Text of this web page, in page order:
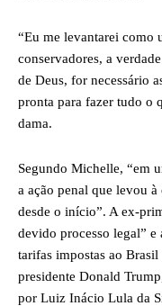
“Eu me levantarei como
conservadores, a
de Deus, for necessário
pronta para fazer tudo o
dama.
Segundo Michelle, “em
a ação penal que levou
desde o início”. A ex-
devido processo legal” e
tarifas impostas ao
presidente Donald
por Luiz Inácio Lula da